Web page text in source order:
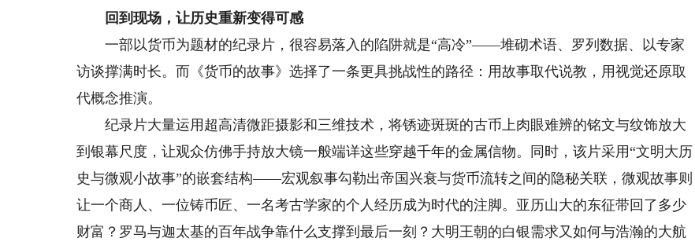
回到现场，让历史重新变得可感
一部以货币为题材的纪录片，很容易落入的陷阱就是“高冷”——堆砌术语、罗列数据、以专家
访谈撑满时长。而《货币的故事》选择了一条更具挑战性的路径：用故事取代说教，用视觉还原取
代概念推演。
纪录片大量运用超高清微距摄影和三维技术，将锈迹斑斑的古币上肉眼难辨的铭文与纹饰放大
到银幕尺度，让观众仿佛手持放大镜一般端详这些穿越千年的金属信物。同时，该片采用“文明大历
史与微观小故事”的嵌套结构——宏观叙事勾勒出帝国兴衰与货币流转之间的隐秘关联，微观故事则
让一个商人、一位铸币匠、一名考古学家的个人经历成为时代的注脚。亚历山大的东征带回了多少
财富？罗马与迦太基的百年战争靠什么支撑到最后一刻？大明王朝的白银需求又如何与浩瀚的大航